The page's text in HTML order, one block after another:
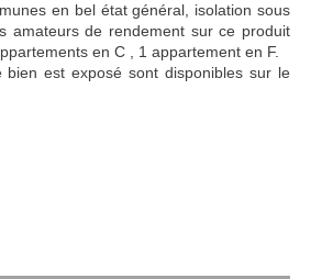
en bel état général, isolation sous
amateurs de rendement sur ce produit
en C , 1 appartement en F.
est exposé sont disponibles sur le